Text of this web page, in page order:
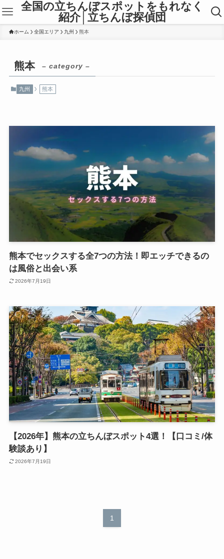
全国の立ちんぼスポットをもれなく
紹介│立ちんぼ探偵団
ホーム 全国エリア 九州 熊本
熊本 – category –
九州 熊本
熊本でセックスする全7つの方法！即エッチできるの
は風俗と出会い系
2026年7月19日
【2026年】熊本の立ちんぼスポット4選！【口コミ/体
験談あり】
2026年7月19日
1